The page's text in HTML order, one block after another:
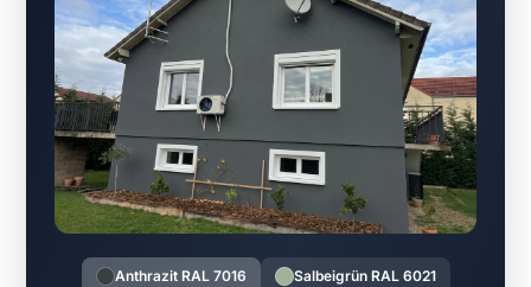
Anthrazit RAL 7016 Salbeigrün RAL 6021